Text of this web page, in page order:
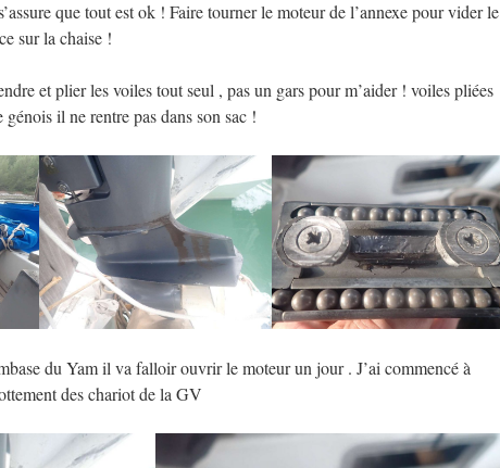
que tout est ok ! Faire tourner le moteur de l’annexe pour vider le
sur la chaise !
et plier les voiles tout seul , pas un gars pour m’aider ! voiles pliées
il ne rentre pas dans son sac !
du Yam il va falloir ouvrir le moteur un jour . J’ai commencé à
des chariot de la GV